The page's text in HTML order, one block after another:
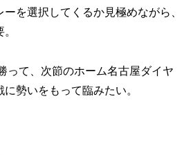
を選択してくるか見極めながら、
って、次節のホーム名古屋ダイヤ
勢いをもって臨みたい。